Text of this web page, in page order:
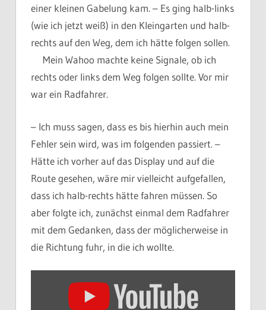
einer kleinen Gabelung kam. – Es ging halb-links
(wie ich jetzt weiß) in den Kleingarten und halb-
rechts auf den Weg, dem ich hätte folgen sollen.
Mein Wahoo machte keine Signale, ob ich
rechts oder links dem Weg folgen sollte. Vor mir
war ein Radfahrer.
– Ich muss sagen, dass es bis hierhin auch mein
Fehler sein wird, was im folgenden passiert. –
Hätte ich vorher auf das Display und auf die
Route gesehen, wäre mir vielleicht aufgefallen,
dass ich halb-rechts hätte fahren müssen. So
aber folgte ich, zunächst einmal dem Radfahrer
mit dem Gedanken, dass der möglicherweise in
die Richtung fuhr, in die ich wollte.